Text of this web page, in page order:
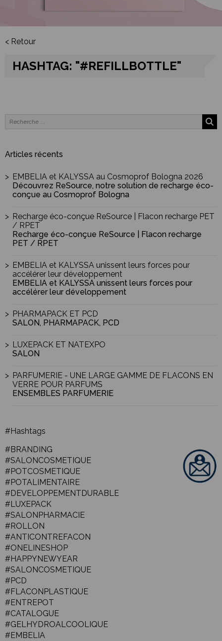
< Retour
HASHTAG: "#REFILLBOTTLE"
Articles récents
EMBELIA et KALYSSA au Cosmoprof Bologna 2026
Découvrez ReSource, notre solution de recharge éco-
conçue au Cosmoprof Bologna
Recharge éco-conçue ReSource | Flacon recharge PET
/ RPET
Recharge éco-conçue ReSource | Flacon recharge
PET / RPET
EMBELIA et KALYSSA unissent leurs forces pour
accélérer leur développement
EMBELIA et KALYSSA unissent leurs forces pour
accélérer leur développement
PHARMAPACK ET PCD
SALON, PHARMAPACK, PCD
LUXEPACK ET NATEXPO
SALON
PARFUMERIE - UNE LARGE GAMME DE FLACONS EN
VERRE POUR PARFUMS
ENSEMBLES PARFUMERIE
#Hashtags
#BRANDING
#SALONCOSMETIQUE
#POTCOSMETIQUE
#POTALIMENTAIRE
#DEVELOPPEMENTDURABLE
#LUXEPACK
#SALONPHARMACIE
#ROLLON
#ANTICONTREFACON
#ONELINESHOP
#HAPPYNEWYEAR
#SALONCOSMETIQUE
#PCD
#FLACONPLASTIQUE
#ENTREPOT
#CATALOGUE
#GELHYDROALCOOLIQUE
#EMBELIA